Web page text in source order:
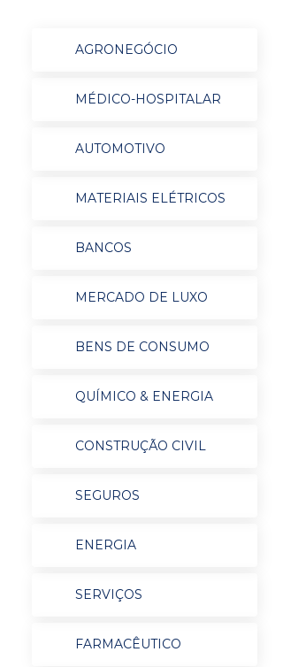
AGRONEGÓCIO
MÉDICO-HOSPITALAR
AUTOMOTIVO
MATERIAIS ELÉTRICOS
BANCOS
MERCADO DE LUXO
BENS DE CONSUMO
QUÍMICO & ENERGIA
CONSTRUÇÃO CIVIL
SEGUROS
ENERGIA
SERVIÇOS
FARMACÊUTICO